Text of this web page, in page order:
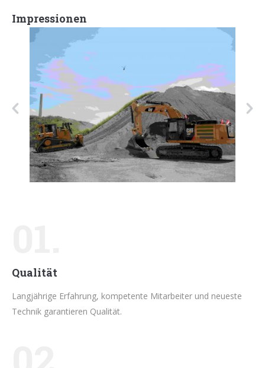
Impressionen
Qualität
Langjährige Erfahrung, kompetente Mitarbeiter und neueste
Technik garantieren Qualität.